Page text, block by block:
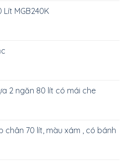
MGB240K
2 ngăn 80 lít có mái che
chân 70 lít, màu xám , có bánh